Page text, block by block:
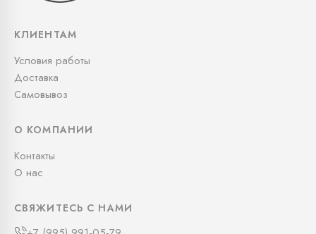
КЛИЕНТАМ
Условия работы
Доставка
Самовывоз
О КОМПАНИИ
Контакты
О нас
СВЯЖИТЕСЬ С НАМИ